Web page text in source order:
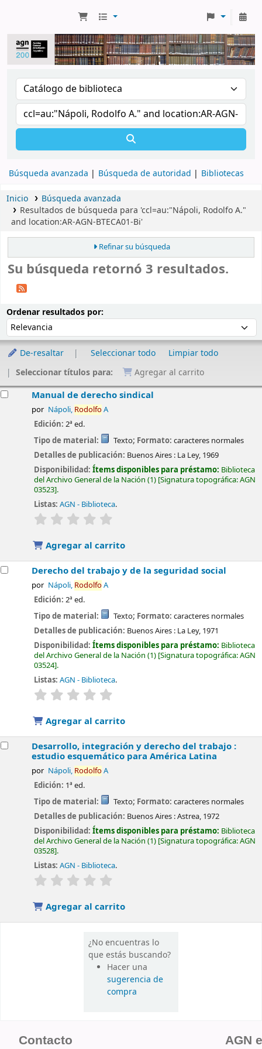
Búsqueda avanzada Búsqueda de autoridad Bibliotecas
Inicio
Búsqueda avanzada
Resultados de búsqueda para 'ccl=au:"Nápoli, Rodolfo A."
and location:AR-AGN-BTECA01-Bi'
Refinar su búsqueda
Su búsqueda retornó 3 resultados.
Ordenar resultados por:
De-resaltar Seleccionar todo
Limpiar todo
Seleccionar títulos para:
Agregar al carrito
Manual de derecho sindical
por Nápoli, RodolfoA
Edición:2ª ed.
Tipo de material:
Texto; Formato: caracteres normales
Detalles de publicación: Buenos Aires : La Ley, 1969
Disponibilidad:Ítems disponibles para préstamo: Biblioteca
del Archivo General de la Nación (1) Signatura topográfica:AGN
03523 .
Listas: AGN - Biblioteca.
valoración
Agregar al carrito
Derecho del trabajo y de la seguridad social
por Nápoli, RodolfoA
Edición:2ª ed.
Tipo de material:
Texto; Formato: caracteres normales
Detalles de publicación: Buenos Aires : La Ley, 1971
Disponibilidad:Ítems disponibles para préstamo: Biblioteca
del Archivo General de la Nación (1) Signatura topográfica:AGN
03524 .
Listas: AGN - Biblioteca.
valoración
Agregar al carrito
Desarrollo, integración y derecho del trabajo :
estudio esquemático para América Latina
por Nápoli, RodolfoA
Edición: 1ª ed.
Tipo de material:
Texto; Formato: caracteres normales
Detalles de publicación: Buenos Aires :Astrea, 1972
Disponibilidad:Ítems disponibles para préstamo: Biblioteca
del Archivo General de la Nación (1) Signatura topográfica:AGN
03528 .
Listas: AGN - Biblioteca.
valoración
Agregar al carrito
¿No encuentras lo
que estás buscando?
Hacer una
sugerencia de
compra
Contacto
AGN